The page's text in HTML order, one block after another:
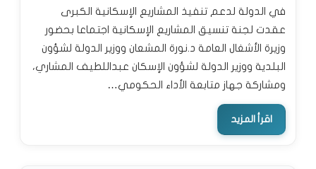
في الدولة لدعم تنفيذ المشاريع الإسكانية الكبرى
عقدت لجنة تنسيق المشاريع الإسكانية اجتماعا بحضور
وزيرة الأشغال العامة د.نورة المشعان ووزير الدولة لشؤون
البلدية ووزير الدولة لشؤون الإسكان عبداللطيف المشاري،
ومشاركة جهاز متابعة الأداء الحكومي…
اقرأ المزيد